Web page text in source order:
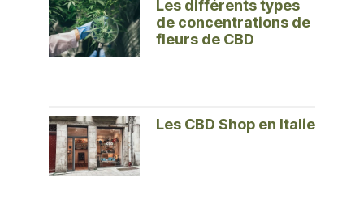
Les différents types
de concentrations de
fleurs de CBD
Les CBD Shop en Italie